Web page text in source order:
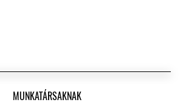
MUNKATÁRSAKNAK